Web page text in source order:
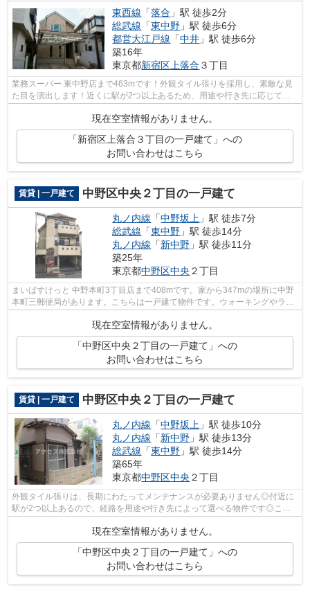
東西線 「落合 」駅 徒歩2分
総武線 「東中野 」駅 徒歩6分
都営大江戸線 「中井 」駅 徒歩6分
築16年
東京都新宿区 上落合 ３丁目
業務スーパー 東中野店まで463mです！外観タイル張りを採用し、素敵な見
た目を演出します！近くに駅が2つ以上あるため、用途や行き先に応じて駅
現在空室情報がありません。
「新宿区上落合３丁目の一戸建て」への
お問い合わせはこちら
賃貸 | 一戸建て 中野区中央２丁目の一戸建て
丸ノ内線 「中野坂上 」駅 徒歩7分
総武線 「東中野 」駅 徒歩14分
丸ノ内線 「新中野 」駅 徒歩11分
築25年
東京都中野区中央 ２丁目
まいばすけっと 中野本町3丁目店まで408mです。家から347mの場所に中野
本町三郵便局があります。こちらは一戸建て物件です。ウォーキングやラン
現在空室情報がありません。
「中野区中央２丁目の一戸建て」への
お問い合わせはこちら
賃貸 | 一戸建て 中野区中央２丁目の一戸建て
丸ノ内線 「中野坂上 」駅 徒歩10分
丸ノ内線 「新中野 」駅 徒歩13分
総武線 「東中野 」駅 徒歩14分
築65年
東京都中野区中央 ２丁目
外観タイル張りは、長期にわたってメンテナンスが必要ありません◎付近に
駅が2つ以上あるので、経路を用途や行き先によって選べる物件です◎こち
らの物件では初期費用をカードでお支払い...
現在空室情報がありません。
「中野区中央２丁目の一戸建て」への
お問い合わせはこちら